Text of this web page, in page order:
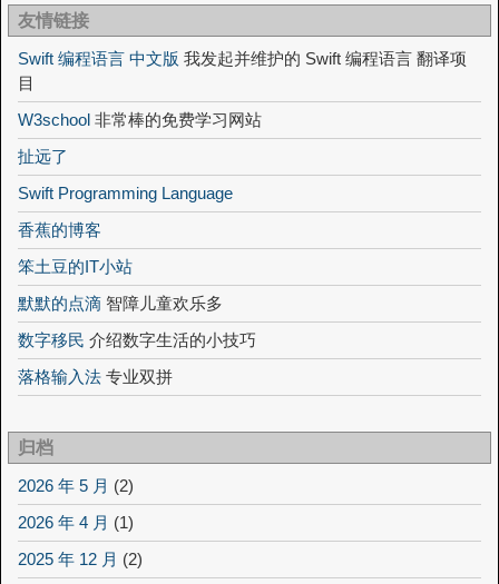
友情链接
Swift 编程语言 中文版 我发起并维护的 Swift 编程语言 翻译项
目
W3school 非常棒的免费学习网站
扯远了
Swift Programming Language
香蕉的博客
笨土豆的IT小站
默默的点滴 智障儿童欢乐多
数字移民 介绍数字生活的小技巧
落格输入法 专业双拼
归档
2026 年 5 月 (2)
2026 年 4 月 (1)
2025 年 12 月 (2)